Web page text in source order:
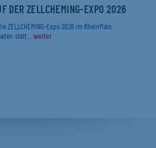
DER ZELLCHEMING-EXPO 2026
ZELLCHEMING-Expo 2026 im RheinMain
statt ... weiter